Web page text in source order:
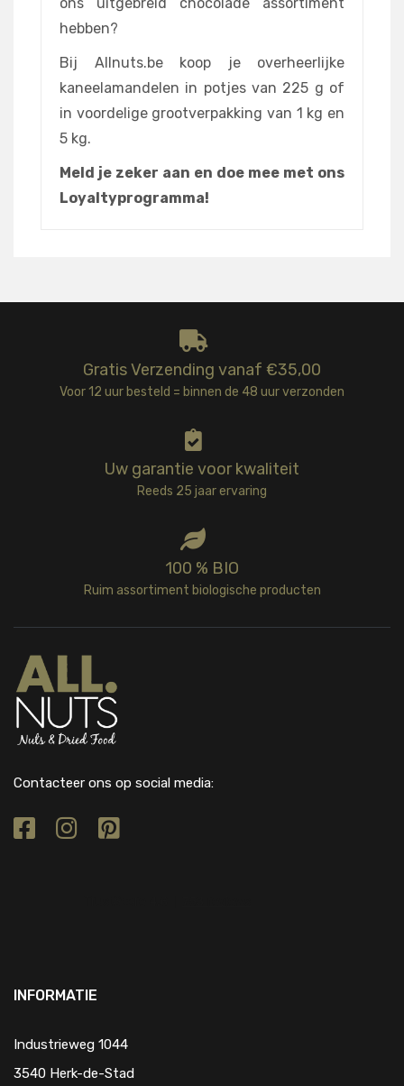
hebben?
Bij Allnuts.be koop je overheerlijke
kaneelamandelen in potjes van 225 g of
in voordelige grootverpakking van 1 kg en
5 kg.
Meld je zeker aan en doe mee met ons
Loyaltyprogramma!
Gratis Verzending vanaf €35,00
Voor 12 uur besteld = binnen de 48 uur verzonden
Uw garantie voor kwaliteit
Reeds 25 jaar ervaring
100 % BIO
Ruim assortiment biologische producten
Contacteer ons op social media:
INFORMATIE
Industrieweg 1044
3540 Herk-de-Stad